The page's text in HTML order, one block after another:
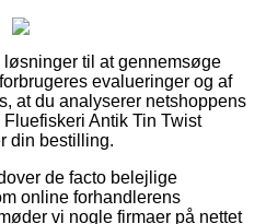
til at gennemsøge
evalueringer og af
at du analyserer netshoppens
Antik Tin Twist
din bestilling.
de facto belejlige
online forhandlerens
vi nogle firmaer på nettet